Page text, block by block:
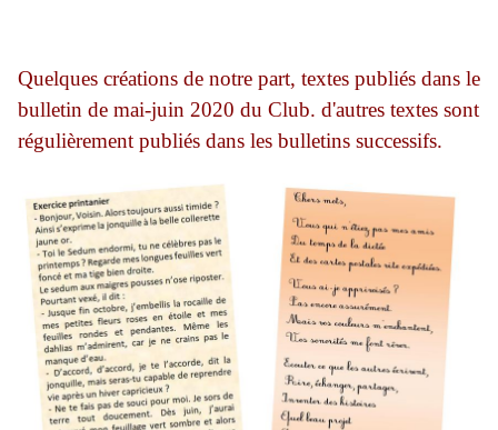
Quelques créations de notre part, textes publiés dans le
bulletin de mai-juin 2020 du Club. d'autres textes sont
régulièrement publiés dans les bulletins successifs.